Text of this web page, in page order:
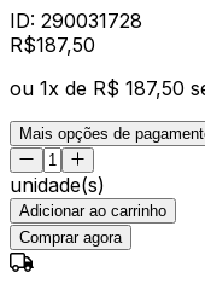
ID: 290031728
R$187,50
ou 1x de R$ 187,50
Mais opções de
unidade(s)
Adicionar ao carrinho
Comprar agora